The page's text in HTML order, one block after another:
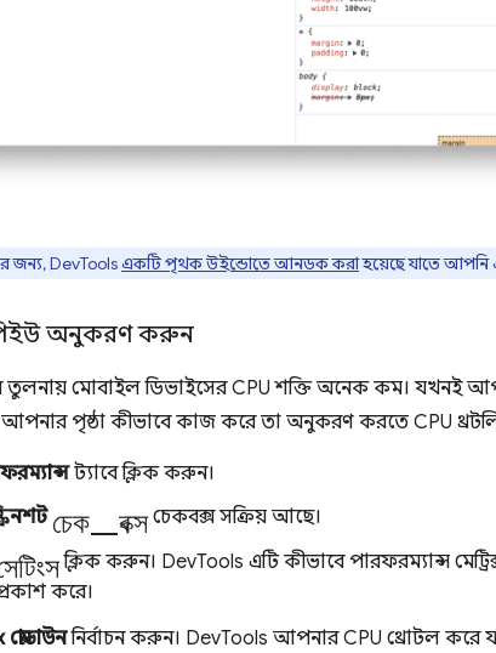
জন্য, DevToolsএকটি পৃথক উইন্ডোতে আনডক করাহয়েছে যাতে আপনি
অনুকরণ করুন
তুলনায় মোবাইল ডিভাইসের CPU শক্তি অনেক কম। যখনই
পৃষ্ঠা কীভাবে কাজ করে তা অনুকরণ করতে CPU
ট্যাবে ক্লিক করুন।
চেক_বক্সচেকবক্স সক্রিয় আছে।
ক্লিক করুন। DevTools এটি কীভাবে পারফরম্যান্স
করে।
স্লোডাউননির্বাচন করুন। DevTools আপনার CPU থ্রোটল করে